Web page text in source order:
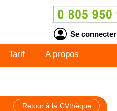
Se connecter
Tarif A propos
Retour à la CVthèque